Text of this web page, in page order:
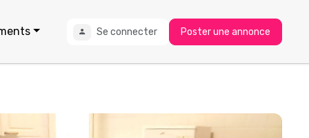
Se connecter Poster une annonce